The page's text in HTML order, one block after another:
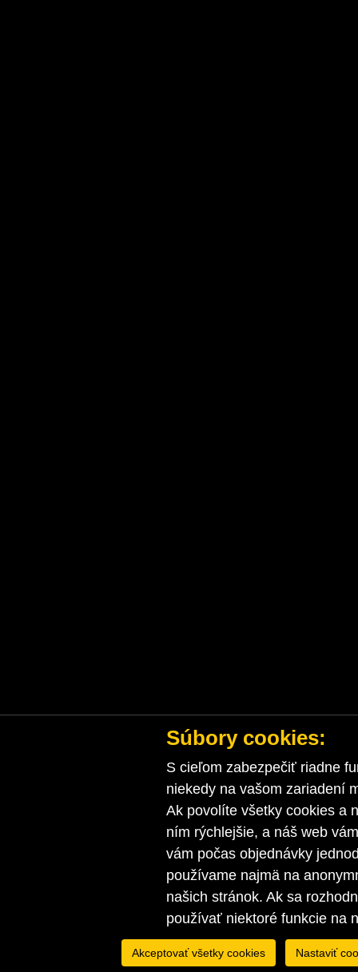
Súbory cookies:
S cieľom zabezpečiť riadne
niekedy na vašom zariadení
Ak povolíte všetky cookies a
ním rýchlejšie, a náš web
vám počas objednávky
používame najmä na
našich stránok. Ak sa
používať niektoré funkcie na
Akceptovať všetky cookies Nastaviť